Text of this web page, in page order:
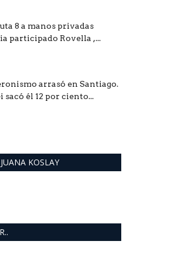
8 a manos privadas
participado Rovella ,...
arrasó en Santiago.
sacó él 12 por ciento...
KOSLAY